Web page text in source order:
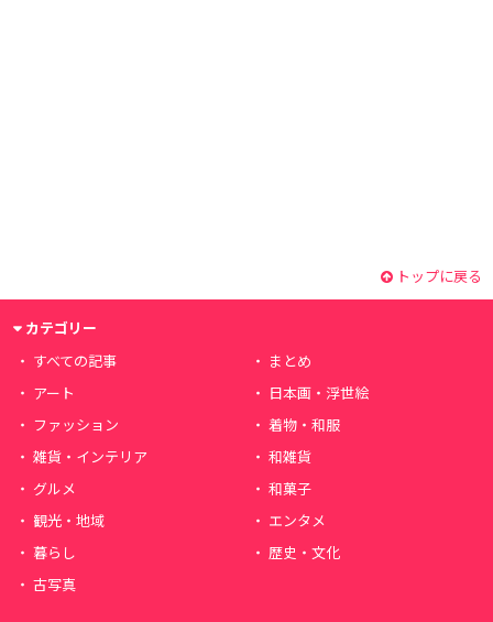
トップに戻る
カテゴリー
すべての記事
まとめ
アート
日本画・浮世絵
ファッション
着物・和服
雑貨・インテリア
和雑貨
グルメ
和菓子
観光・地域
エンタメ
暮らし
歴史・文化
古写真